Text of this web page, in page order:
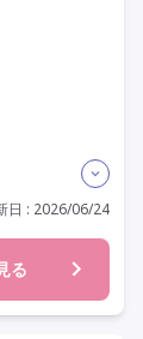
)
ぼなし
日 : 2026/06/24
る